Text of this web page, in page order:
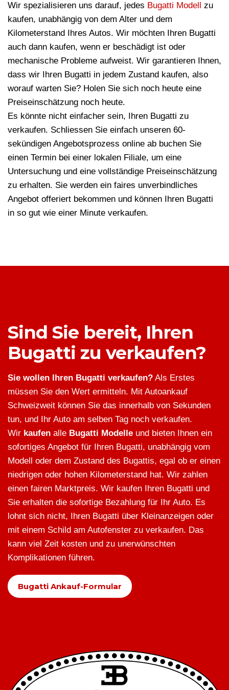
Wir spezialisieren uns darauf, jedes Bugatti Modell zu
kaufen, unabhängig von dem Alter und dem
Kilometerstand Ihres Autos. Wir möchten Ihren Bugatti
auch dann kaufen, wenn er beschädigt ist oder
mechanische Probleme aufweist. Wir garantieren Ihnen,
dass wir Ihren Bugatti in jedem Zustand kaufen, also
worauf warten Sie? Holen Sie sich noch heute eine
Preiseinschätzung noch heute.
Es könnte nicht einfacher sein, Ihren Bugatti zu
verkaufen. Schliessen Sie einfach unseren 60-
sekündigen Angebotsprozess online ab buchen Sie
einen Termin bei einer lokalen Filiale, um eine
Untersuchung und eine vollständige Preiseinschätzung
zu erhalten. Sie werden ein faires unverbindliches
Angebot offeriert bekommen und können Ihren Bugatti
in so gut wie einer Minute verkaufen.
Sind Sie bereit, Ihren
Bugatti zu verkaufen?
Sie wollen Ihren Bugatti verkaufen? Als Erstes
müssen Sie den Wert ermitteln. Mit Autoankauf
Schweizweit können Sie das innerhalb von Sekunden
tun, und Ihr Auto am selben Tag noch verkaufen.
Wir kaufen alle Bugatti Modelle und bieten Ihnen ein
sofortiges Angebot für Ihren Bugatti, unabhängig vom
Modell oder dem Zustand des Bugattis, egal ob er einen
niedrigen oder hohen Kilometerstand hat. Wir zahlen
einen fairen Marktpreis. Wir kaufen Ihren Bugatti und
Sie erhalten die sofortige Bezahlung für Ihr Auto. Es
lohnt sich nicht, Ihren Bugatti über Kleinanzeigen oder
mit einem Schild am Autofenster zu verkaufen. Das
kann viel Zeit kosten und zu unerwünschten
Komplikationen führen.
Bugatti Ankauf-Formular